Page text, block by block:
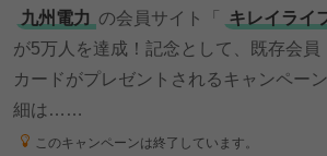
九州電力 の会員サイト「 キレイライ
が5万人を達成！記念として、既存会員
カードがプレゼントされるキャンペー
細は……
このキャンペーンは終了しています。